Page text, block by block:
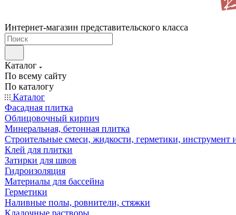
Интернет-магазин представительского класса
Каталог
По всему сайту
По каталогу
Каталог
Фасадная плитка
Облицовочный кирпич
Минеральная, бетонная плитка
Строительные смеси, жидкости, герметики, инструмент
Клей для плитки
Затирки для швов
Гидроизоляция
Материалы для бассейна
Герметики
Наливные полы, ровнители, стяжки
Кладочные растворы